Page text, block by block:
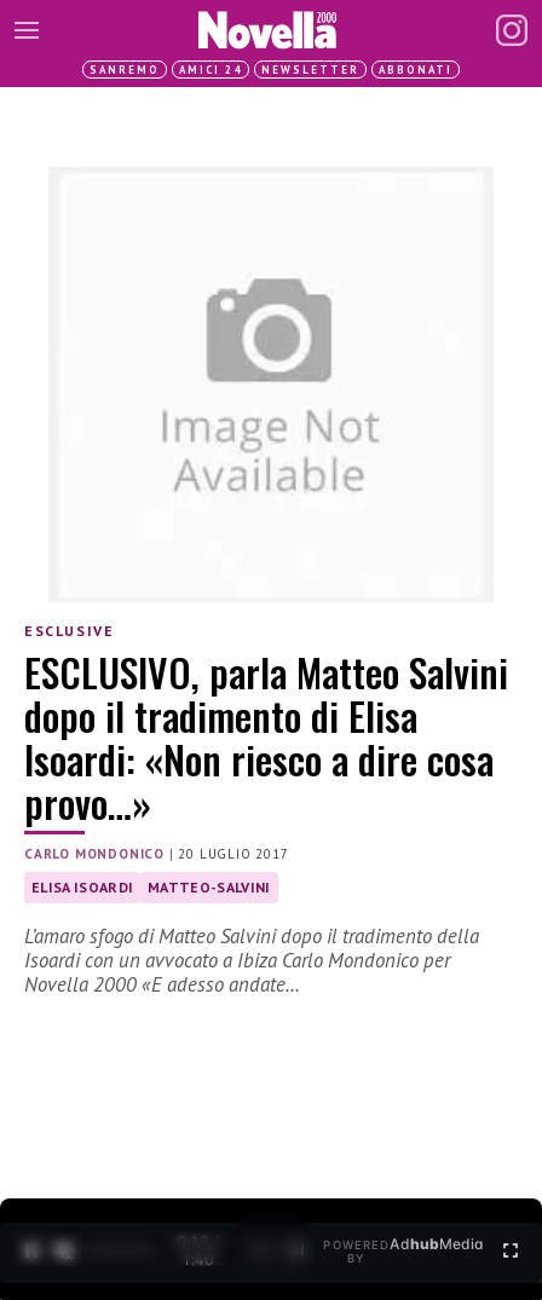
SANREMO AMICI 24 NEWSLETTER ABBONATI
ESCLUSIVE
ESCLUSIVO, parla Matteo Salvini
dopo il tradimento di Elisa
Isoardi: «Non riesco a dire cosa
provo…»
CARLO MONDONICO |20 LUGLIO 2017
ELISA ISOARDI MATTEO-SALVINI
L’amaro sfogo di Matteo Salvini dopo il tradimento della
Isoardi con un avvocato a Ibiza Carlo Mondonico per
Novella 2000 «E adesso andate…
0:12 /
1:40
POWERED
BY
AdhubMedia